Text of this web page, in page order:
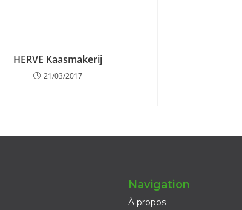
HERVE Kaasmakerij
21/03/2017
Navigation
À propos